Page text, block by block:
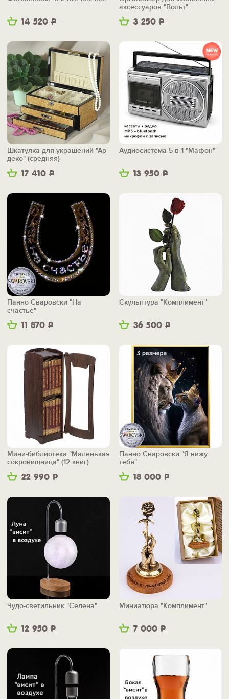
14 520 Р 3 250 Р
аксессуаров "Вольт"
17 410 Р
Шкатулка для украшений "Ар-
деко" (средняя)
13 950 Р
Аудиосистема 5 в 1 "Мафон"
11 870 Р
Панно Сваровски "На
счастье"
36 500 Р
Скульптура "Комплимент"
22 990 Р
Мини-библиотека "Маленькая
сокровищница" (12 книг)
18 000 Р
Панно Сваровски "Я вижу
тебя"
12 950 Р
Чудо-светильник "Селена"
7 000 Р
Миниатюра "Комплимент"